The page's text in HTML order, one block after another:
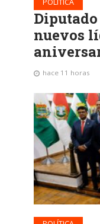
POLÍTICA
nuevos
hace 11 horas